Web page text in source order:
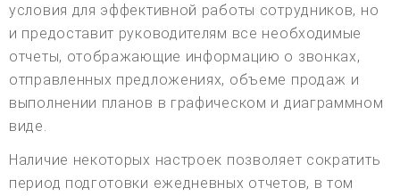
условия для эффективной работы сотрудников, но
и предоставит руководителям все необходимые
отчеты, отображающие информацию о звонках,
отправленных предложениях, объеме продаж и
выполнении планов в графическом и диаграммном
виде.
Наличие некоторых настроек позволяет сократить
период подготовки ежедневных отчетов, в том